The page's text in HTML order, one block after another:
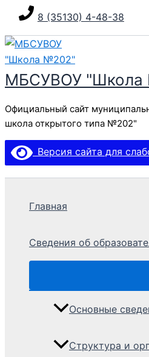
Перейти
содержимому
8 (35130) 4-48-38
МБСУВОУ
Официальный сайт
школа открытого типа №202"
Версия сайта для
Главная
Сведения об
Основные
Структура и